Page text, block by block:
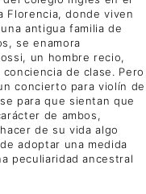
Florencia, donde viven
antigua familia de
se enamora
un hombre recio,
de clase. Pero
concierto para violín de
para que sientan que
de ambos,
de su vida algo
adoptar una medida
peculiaridad ancestral